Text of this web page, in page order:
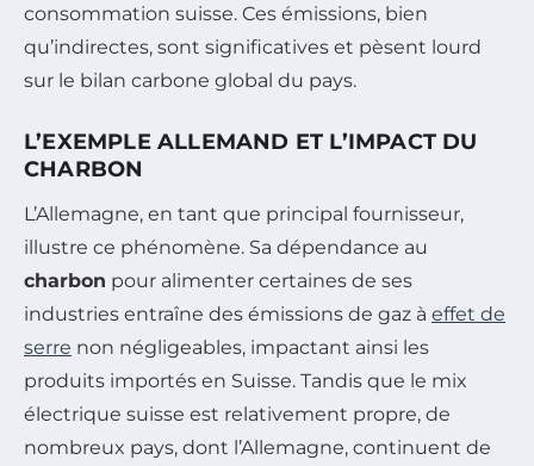
consommation suisse. Ces émissions, bien
qu’indirectes, sont significatives et pèsent lourd
sur le bilan carbone global du pays.
L’EXEMPLE ALLEMAND ET L’IMPACT DU
CHARBON
L’Allemagne, en tant que principal fournisseur,
illustre ce phénomène. Sa dépendance au
charbon pour alimenter certaines de ses
industries entraîne des émissions de gaz à effet de
serre non négligeables, impactant ainsi les
produits importés en Suisse. Tandis que le mix
électrique suisse est relativement propre, de
nombreux pays, dont l’Allemagne, continuent de